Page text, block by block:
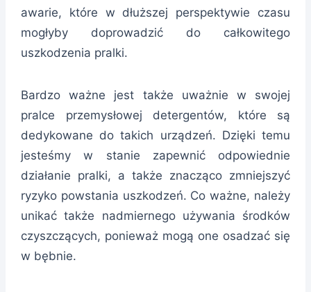
awarie, które w dłuższej perspektywie czasu
mogłyby doprowadzić do całkowitego
uszkodzenia pralki.
Bardzo ważne jest także uważnie w swojej
pralce przemysłowej detergentów, które są
dedykowane do takich urządzeń. Dzięki temu
jesteśmy w stanie zapewnić odpowiednie
działanie pralki, a także znacząco zmniejszyć
ryzyko powstania uszkodzeń. Co ważne, należy
unikać także nadmiernego używania środków
czyszczących, ponieważ mogą one osadzać się
w bębnie.